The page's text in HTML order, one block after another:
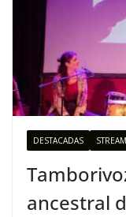
DESTACADAS
ancestral